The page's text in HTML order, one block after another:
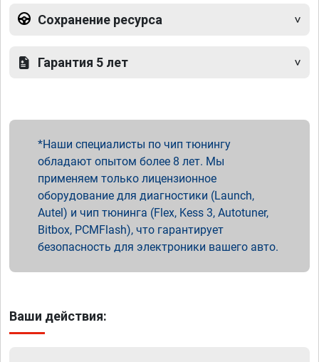
Сохранение ресурса
Гарантия 5 лет
Наши специалисты по чип тюнингу
обладают опытом более 8 лет. Мы
применяем только лицензионное
оборудование для диагностики (Launch,
Autel) и чип тюнинга (Flex, Kess 3, Autotuner,
Bitbox, PCMFlash), что гарантирует
безопасность для электроники вашего авто.
Ваши действия: